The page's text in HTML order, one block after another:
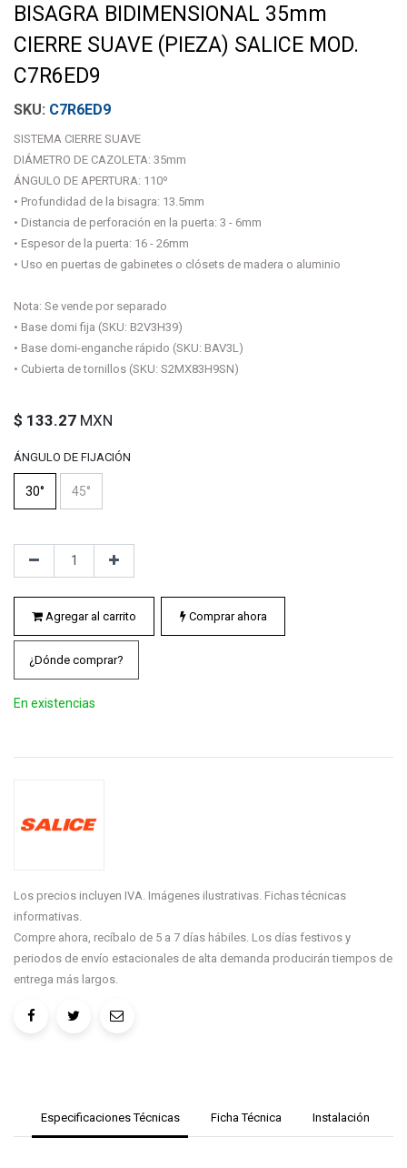
BISAGRA BIDIMENSIONAL 35mm
CIERRE SUAVE (PIEZA) SALICE MOD.
C7R6ED9
C7R6ED9
SISTEMA CIERRE SUAVE
DIÁMETRO DE CAZOLETA: 35mm
ÁNGULO DE APERTURA: 110º
• Profundidad de la bisagra: 13.5mm
• Distancia de perforación en la puerta: 3 - 6mm
• Espesor de la puerta: 16 - 26mm
• Uso en puertas de gabinetes o clósets de madera o aluminio
Nota: Se vende por separado
• Base domi fija (SKU: B2V3H39)
• Base domi-enganche rápido (SKU: BAV3L)
• Cubierta de tornillos (SKU: S2MX83H9SN)
$ 133.27 MXN
ÁNGULO DE FIJACIÓN
30° 45°
Agregar al carrito Comprar ahora
¿Dónde comprar?
En existencias
Los precios incluyen IVA. Imágenes ilustrativas. Fichas técnicas
informativas.
Compre ahora, recíbalo de 5 a 7 días hábiles. Los días festivos y
periodos de envío estacionales de alta demanda producirán tiempos de
entrega más largos.
Especificaciones Técnicas Ficha Técnica Instalación